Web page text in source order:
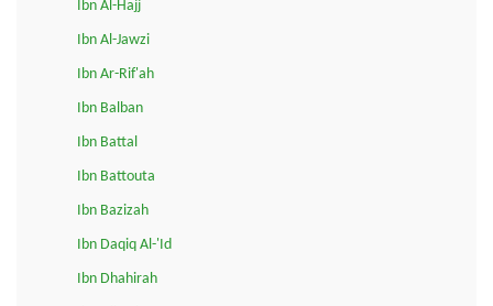
Ibn Al-Hajj
Ibn Al-Jawzi
Ibn Ar-Rif'ah
Ibn Balban
Ibn Battal
Ibn Battouta
Ibn Bazizah
Ibn Daqiq Al-'Id
Ibn Dhahirah